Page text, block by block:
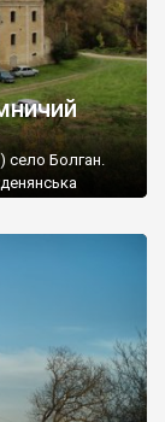
Болган.
епітафії, які
1924-1940